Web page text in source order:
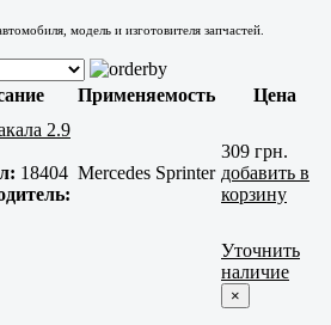
модель и изготовителя запчастей.
Применяемость
Цена
2.9
18404 Mercedes Sprinter
309 грн.
добавить в
корзину
Уточнить
наличие
×